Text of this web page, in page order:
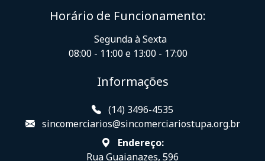
Horário de Funcionamento:
Segunda à Sexta
08:00 - 11:00 e 13:00 - 17:00
Informações
(14) 3496-4535
sincomerciarios@sincomerciariostupa.org.br
Endereço:
Rua Guaianazes, 596